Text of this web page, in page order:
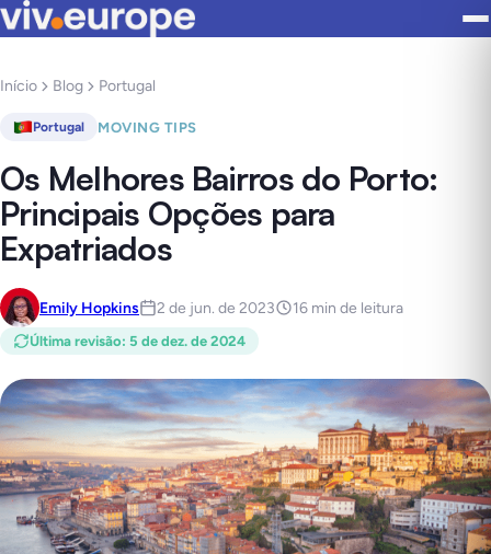
Início Blog Portugal
Portugal MOVING TIPS
Os Melhores Bairros do Porto:
Principais Opções para
Expatriados
Emily Hopkins 2 de jun. de 2023 16 min de leitura
Última revisão: 5 de dez. de 2024